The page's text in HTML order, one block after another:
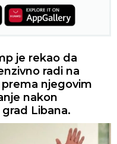
je rekao da
radi na
njegovim
nakon
Libana.